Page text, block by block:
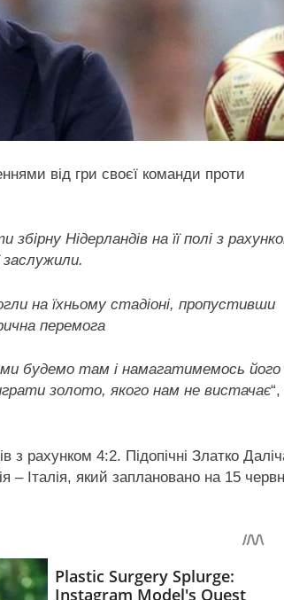
від гри своєї команди проти
Нідерландів на її полі з
на їхньому стадіоні, пропустивши
перемога
будемо там і намагатимемось його
золото, якого нам не вистачає
з рахунком 4:2. Підопічні Златко
– Італія, який заплановано на 15